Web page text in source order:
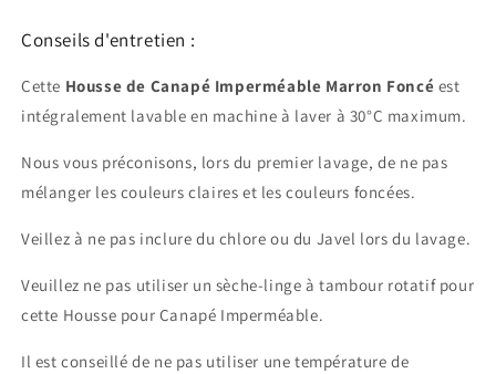
Conseils d'entretien :
Cette Housse de Canapé Imperméable Marron Foncé est
intégralement lavable en machine à laver à 30°C maximum.
Nous vous préconisons, lors du premier lavage, de ne pas
mélanger les couleurs claires et les couleurs foncées.
Veillez à ne pas inclure du chlore ou du Javel lors du lavage.
Veuillez ne pas utiliser un sèche-linge à tambour rotatif pour
cette Housse pour Canapé Imperméable.
Il est conseillé de ne pas utiliser une température de